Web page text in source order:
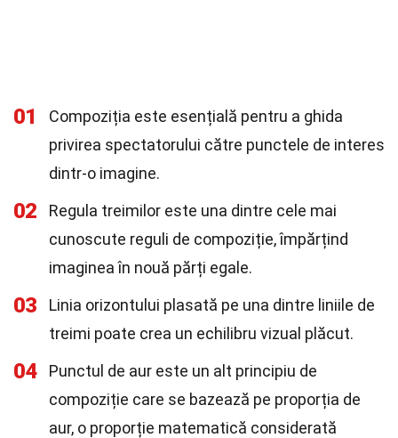
01
Compoziția este esențială pentru a ghida
privirea spectatorului către punctele de interes
dintr-o imagine.
02
Regula treimilor este una dintre cele mai
cunoscute reguli de compoziție, împărțind
imaginea în nouă părți egale.
03
Linia orizontului plasată pe una dintre liniile de
treimi poate crea un echilibru vizual plăcut.
04
Punctul de aur este un alt principiu de
compoziție care se bazează pe proporția de
aur, o proporție matematică considerată